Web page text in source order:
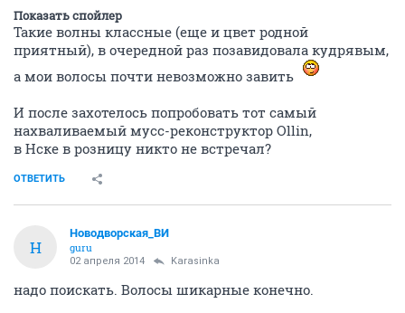
Показать спойлер
Такие волны классные (еще и цвет родной
приятный), в очередной раз позавидовала кудрявым,
а мои волосы почти невозможно завить
И после захотелось попробовать тот самый
нахваливаемый мусс-реконструктор Ollin,
в Нске в розницу никто не встречал?
ОТВЕТИТЬ
Н
Новодворcкая_ВИ
guru
02 апреля 2014 Karasinka
надо поискать. Волосы шикарные конечно.